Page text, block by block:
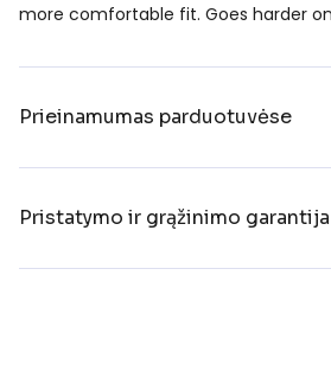
more comfortable fit. Goes harder
Prieinamumas parduotuvėse
Pristatymo ir grąžinimo garantija